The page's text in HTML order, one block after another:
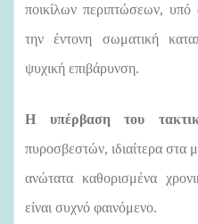
ποικίλων περιπτώσεων, υπό
την έντονη σωματική
ψυχική επιβάρυνση.
Η υπέρβαση του
πυροσβεστών, ιδιαίτερα στα
ανώτατα καθορισμένα
είναι συχνό φαινόμενο.